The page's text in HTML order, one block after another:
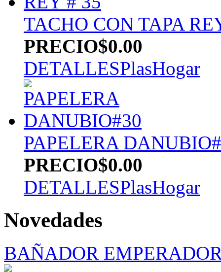
TACHO CON TAPA
PRECIO$0.00
DETALLESPlasHogar
PAPELERA
PRECIO$0.00
DETALLESPlasHogar
Novedades
BAÑADOR